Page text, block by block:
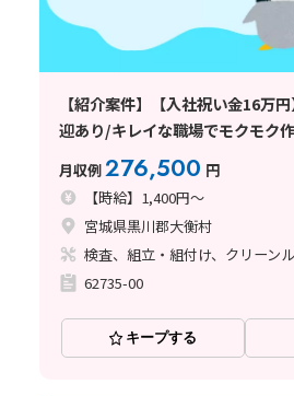
【紹介案件】【入社祝い金16万
迎あり/キレイな職場でモクモク
月収例276,500 円
【時給】1,400円～
宮城県黒川郡大衡村
検査、組立・組付け、クリーン
62735-00
キープする